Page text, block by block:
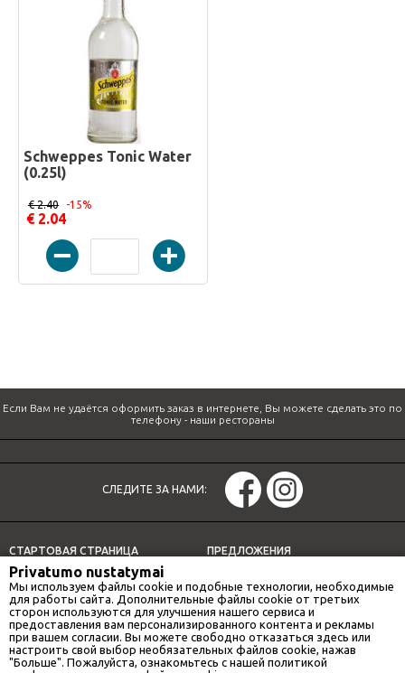
Privatumo nustatymai
Мы используем файлы cookie и подобные технологии, необходимые
для работы сайта. Дополнительные файлы cookie от третьих
сторон используются для улучшения нашего сервиса и
предоставления вам персонализированного контента и рекламы
при вашем согласии. Вы можете свободно отказаться здесь или
настроить свой выбор необязательных файлов cookie, нажав
"Больше". Пожалуйста, ознакомьтесь с нашей политикой
Schweppes Tonic Water
(0.25l)
€ 2.04
€ 2.40 -15%
Если Вам не удаётся оформить заказ в интернете, Вы можете сделать это по
телефону - наши рестораны
СЛЕДИТЕ ЗА НАМИ:
СТАРТОВАЯ СТРАНИЦА
СПЕЦИАЛЬНЫЕ ПРЕДЛОЖЕНИЯ
НАШИ РЕСТОРАНЫ
ИНФОРМАЦИЯ
ПРЕДЛОЖЕНИЯ
ОБЕДЕННОЕ ПРЕДЛОЖЕНИЕ